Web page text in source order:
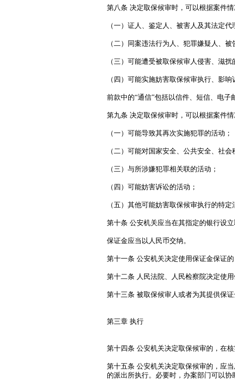
第八条 决定取保候审时，可以根据案件
（一）证人、鉴定人、被害人及其法定代
（二）同案违法行为人、犯罪嫌疑人、
（三）可能遭受被取保候审人侵害、滋扰
（四）可能实施妨害取保候审执行、影响
前款中的“通信”包括以信件、短信、电
第九条 决定取保候审时，可以根据案件
（一）可能导致其再次实施犯罪的活动；
（二）可能对国家安全、公共安全、社会
（三）与所涉嫌犯罪相关联的活动；
（四）可能妨害诉讼的活动；
（五）其他可能妨害取保候审执行的特定
第十条 公安机关应当在其指定的银行设
保证金应当以人民币交纳。
第十一条 公安机关决定使用保证金保证
第十二条 人民法院、人民检察院决定使
第十三条 被取保候审人或者为其提供保
第三章 执行
第十四条 公安机关决定取保候审的，在
第十五条 公安机关决定取保候审的，应
的派出所执行。必要时，办案部门可以协